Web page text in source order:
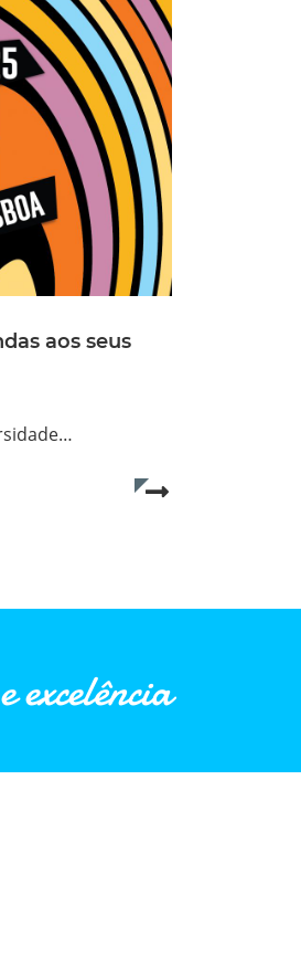
aos seus
Read more...